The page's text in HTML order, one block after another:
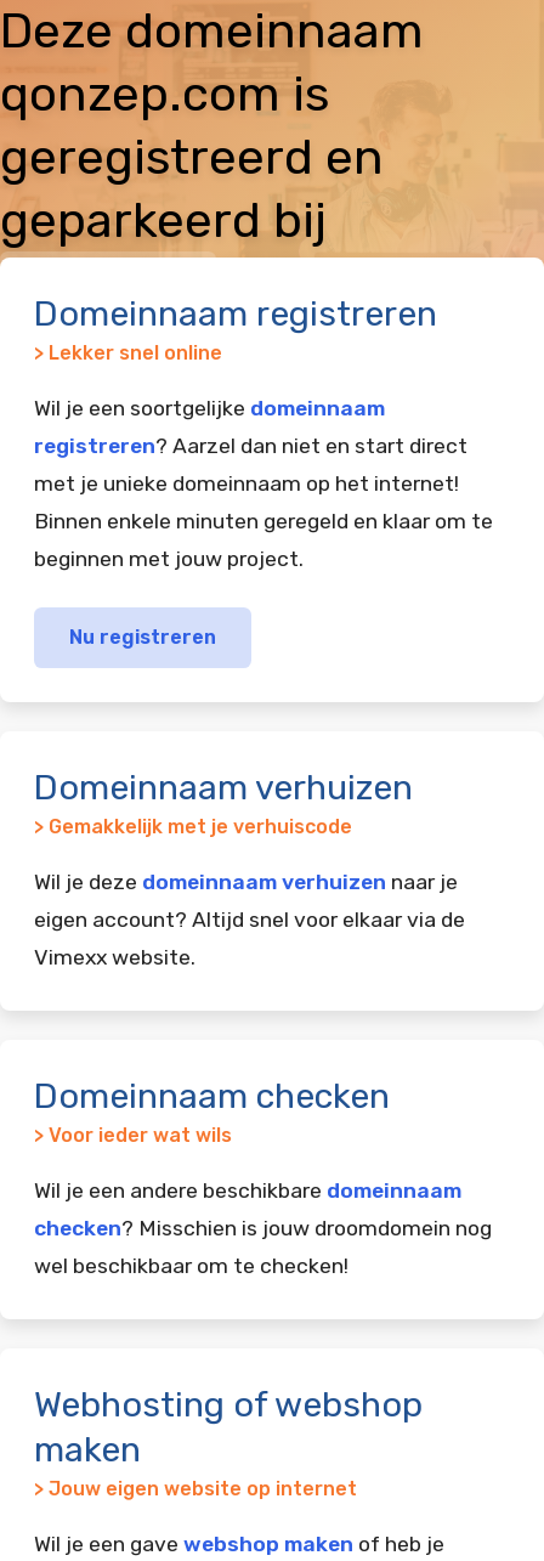
Deze domeinnaam
qonzep.com is
geregistreerd en
geparkeerd bij
Domeinnaam registreren
> Lekker snel online
Wil je een soortgelijke domeinnaam
registreren? Aarzel dan niet en start direct
met je unieke domeinnaam op het internet!
Binnen enkele minuten geregeld en klaar om te
beginnen met jouw project.
Nu registreren
Domeinnaam verhuizen
> Gemakkelijk met je verhuiscode
Wil je deze domeinnaam verhuizen naar je
eigen account? Altijd snel voor elkaar via de
Vimexx website.
Domeinnaam checken
> Voor ieder wat wils
Wil je een andere beschikbare domeinnaam
checken? Misschien is jouw droomdomein nog
wel beschikbaar om te checken!
Webhosting of webshop
maken
> Jouw eigen website op internet
Wil je een gave webshop maken of heb je